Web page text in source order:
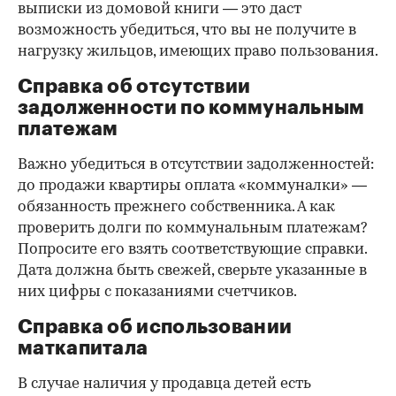
выписки из домовой книги — это даст
возможность убедиться, что вы не получите в
нагрузку жильцов, имеющих право пользования.
Справка об отсутствии
задолженности по коммунальным
платежам
Важно убедиться в отсутствии задолженностей:
до продажи квартиры оплата «коммуналки» —
обязанность прежнего собственника. А как
проверить долги по коммунальным платежам?
Попросите его взять соответствующие справки.
Дата должна быть свежей, сверьте указанные в
них цифры с показаниями счетчиков.
Справка об использовании
маткапитала
В случае наличия у продавца детей есть